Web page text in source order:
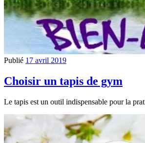
Publié 17 avril 2019
Choisir un tapis de gym
Le tapis est un outil indispensable pour la